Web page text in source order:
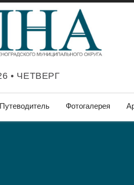
• ЧЕТВЕРГ
Путеводитель Фотогалерея